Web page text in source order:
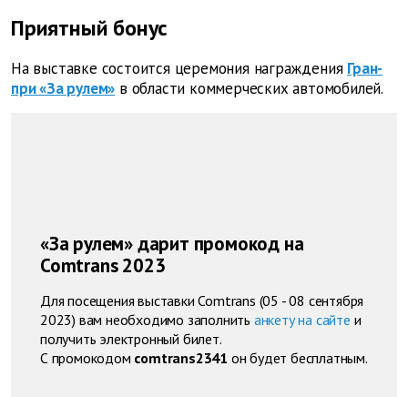
Приятный бонус
На выставке состоится церемония награждения Гран-
при «За рулем» в области коммерческих автомобилей.
«За рулем» дарит промокод на
Comtrans 2023
Для посещения выставки Comtrans (05 - 08 сентября
2023) вам необходимо заполнить анкету на сайте и
получить электронный билет.
С промокодом comtrans2341 он будет бесплатным.